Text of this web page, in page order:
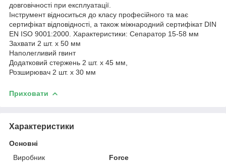
довговічності при експлуатації.
Інструмент відноситься до класу професійного та має
сертифікат відповідності, а також міжнародний сертифікат DIN
EN ISO 9001:2000. Характеристики: Сепаратор 15-58 мм
Захвати 2 шт. х 50 мм
Наполегливий гвинт
Додатковий стержень 2 шт. x 45 мм,
Розширювач 2 шт. x 30 мм
Приховати
Характеристики
Основні
Виробник
Force